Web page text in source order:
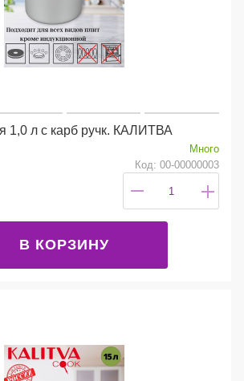
14011 Кастрюля 1,0 л с карб ручк. КАЛИТВА
Много
Код: 00-00000003
В КОРЗИНУ